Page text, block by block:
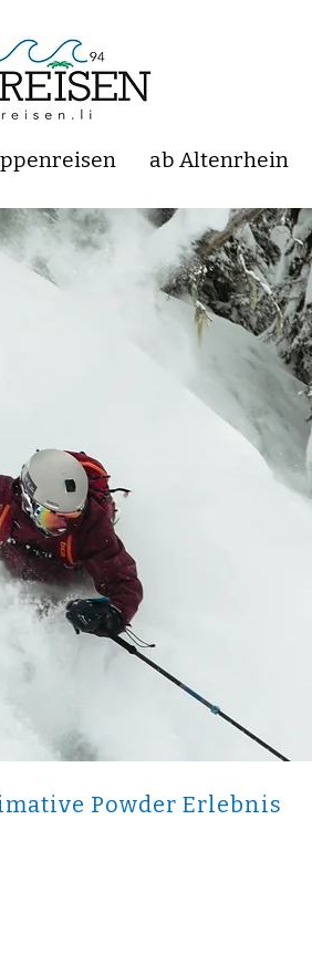
ab Altenrhein
Powder Erlebnis